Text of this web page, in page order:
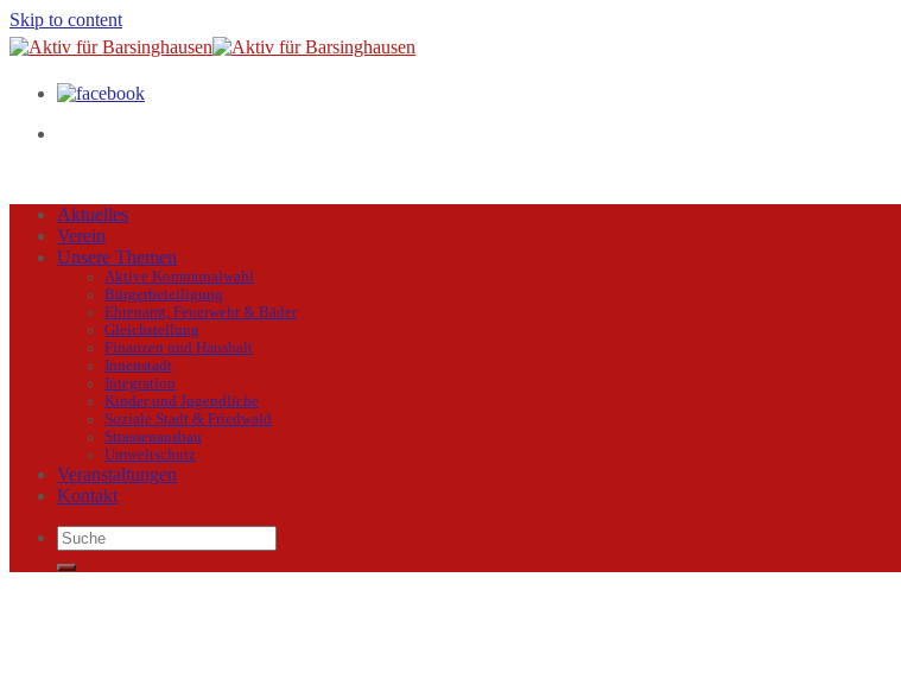
Skip to content
Aktuelles
Verein
Unsere Themen
Aktive Kommunalwahl
Bürgerbeteiligung
Ehrenamt, Feuerwehr & Bäder
Gleichstellung
Finanzen und Haushalt
Innenstadt
Integration
Kinder und Jugendliche
Soziale Stadt & Friedwald
Strassenausbau
Umweltschutz
Veranstaltungen
Kontakt